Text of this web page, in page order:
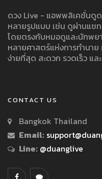
ดวง Live - แอพพลิเคชั่นดู
หลายรูปแบบ เช่น ดูผ่านแช
โดยตรงกับหมอดูและนักพย
หลายศาสตร์แห่งการทำนา
ง่ายที่สุด สะดวก รวดเร็ว แ
CONTACT US
Bangkok Thailand
Email:
Line: @duanglive